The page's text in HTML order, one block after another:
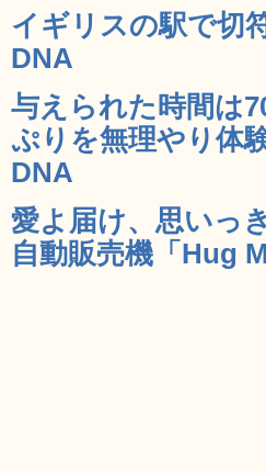
イギリスの駅で切
DNA
与えられた時間は
ぷりを無理やり体
DNA
愛よ届け、思いっ
自動販売機「Hug